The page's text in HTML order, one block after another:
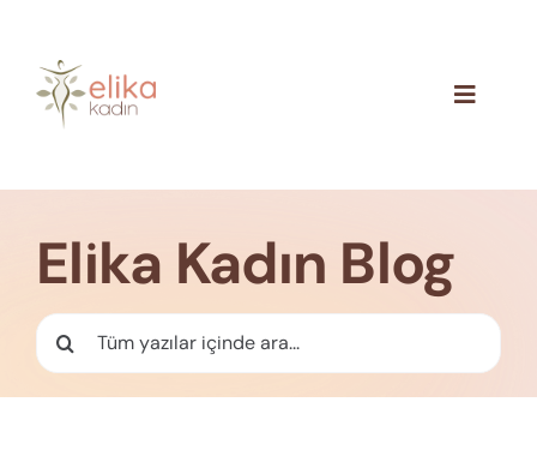
content
Toggle
İletişim
Elika Kadın Blog
Ara: